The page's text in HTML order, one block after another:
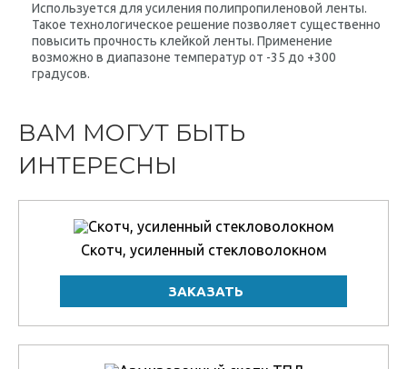
Используется для усиления полипропиленовой ленты.
Такое технологическое решение позволяет существенно
повысить прочность клейкой ленты. Применение
возможно в диапазоне температур от -35 до +300
градусов.
ВАМ МОГУТ БЫТЬ
ИНТЕРЕСНЫ
Скотч, усиленный стекловолокном